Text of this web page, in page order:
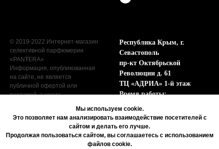
© 2019-2022 Интернет-магазин
селективной парфюмерии
«PANŦERA»
Информация, опубликованная
на сайте, не является
публичной офертой или
рекламой, а носит
Республика Крым, г.
Севастополь
пр-кт Октябрьской
Революции д. 61
ТЦ «АДРИА» 1-й этаж
Время работы:
Вс с 9:00 до 17:00
Мы используем cookie.
Это позволяет нам анализировать взаимодействие посетителей с
сайтом и делать его лучше.
Продолжая пользоваться сайтом, вы соглашаетесь с использованием
файлов cookie.